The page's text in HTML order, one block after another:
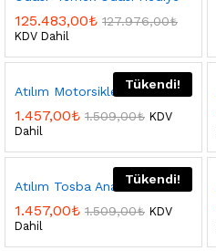
125.483,00₺ 127.976,00₺
KDV Dahil
Tükendi!
Atılım Motorsiklet Anahtarlık
1.457,00₺ 1.509,00₺ KDV
Dahil
Tükendi!
Atılım Tosba Anahtarlık
1.457,00₺ 1.509,00₺ KDV
Dahil